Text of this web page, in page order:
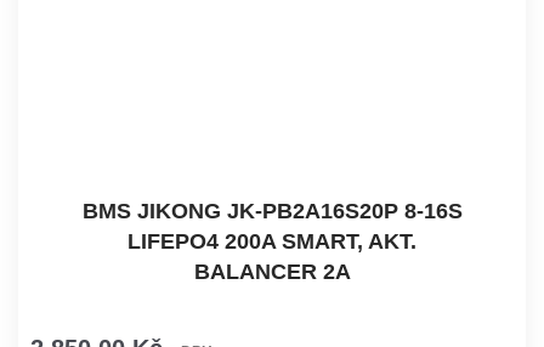
BMS JIKONG JK-PB2A16S20P 8-16S
LIFEPO4 200A SMART, AKT.
BALANCER 2A